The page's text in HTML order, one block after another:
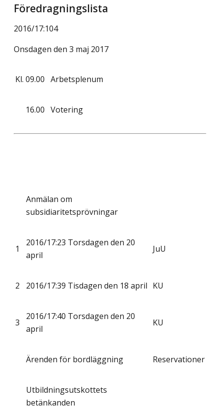
Föredragningslista
2016/17:104
Onsdagen den 3 maj 2017
Kl. 09.00 Arbetsplenum
16.00 Votering
Anmälan om
subsidiaritetsprövningar
1
2016/17:23 Torsdagen den 20
april
JuU
2 2016/17:39 Tisdagen den 18 april KU
3
2016/17:40 Torsdagen den 20
april
KU
Ärenden för bordläggning Reservationer
Utbildningsutskottets
betänkanden